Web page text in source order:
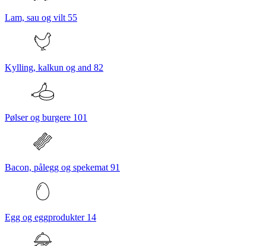
Lam, sau og vilt 55
Kylling, kalkun og and 82
Pølser og burgere 101
Bacon, pålegg og spekemat 91
Egg og eggprodukter 14